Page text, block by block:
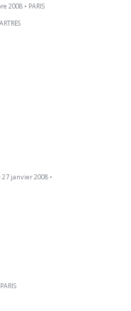
2008 • PARIS
27 janvier 2008 •